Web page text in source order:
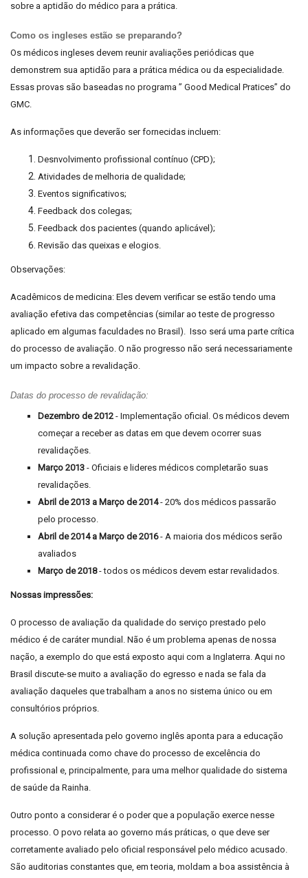
sobre a aptidão do médico para a prática.
Como os ingleses estão se preparando?
Os médicos ingleses devem reunir avaliações periódicas que
demonstrem sua aptidão para a prática médica ou da especialidade.
Essas provas são baseadas no programa ” Good Medical Pratices” do
GMC.
As informações que deverão ser fornecidas incluem:
Desnvolvimento profissional contínuo (CPD);
Atividades de melhoria de qualidade;
Eventos significativos;
Feedback dos colegas;
Feedback dos pacientes (quando aplicável);
Revisão das queixas e elogios.
Observações:
Acadêmicos de medicina: Eles devem verificar se estão tendo uma
avaliação efetiva das competências (similar ao teste de progresso
aplicado em algumas faculdades no Brasil). Isso será uma parte crítica
do processo de avaliação. O não progresso não será necessariamente
um impacto sobre a revalidação.
Datas do processo de revalidação:
Dezembro de 2012 - Implementação oficial. Os médicos devem
começar a receber as datas em que devem ocorrer suas
revalidações.
Março 2013 - Oficiais e lideres médicos completarão suas
revalidações.
Abril de 2013 a Março de 2014- 20% dos médicos passarão
pelo processo.
Abril de 2014 a Março de 2016- A maioria dos médicos serão
avaliados
Março de 2018- todos os médicos devem estar revalidados.
Nossas impressões:
O processo de avaliação da qualidade do serviço prestado pelo
médico é de caráter mundial. Não é um problema apenas de nossa
nação, a exemplo do que está exposto aqui com a Inglaterra. Aqui no
Brasil discute-se muito a avaliação do egresso e nada se fala da
avaliação daqueles que trabalham a anos no sistema único ou em
consultórios próprios.
A solução apresentada pelo governo inglês aponta para a educação
médica continuada como chave do processo de excelência do
profissional e, principalmente, para uma melhor qualidade do sistema
de saúde da Rainha.
Outro ponto a considerar é o poder que a população exerce nesse
processo. O povo relata ao governo más práticas, o que deve ser
corretamente avaliado pelo oficial responsável pelo médico acusado.
São auditorias constantes que, em teoria, moldam a boa assistência à